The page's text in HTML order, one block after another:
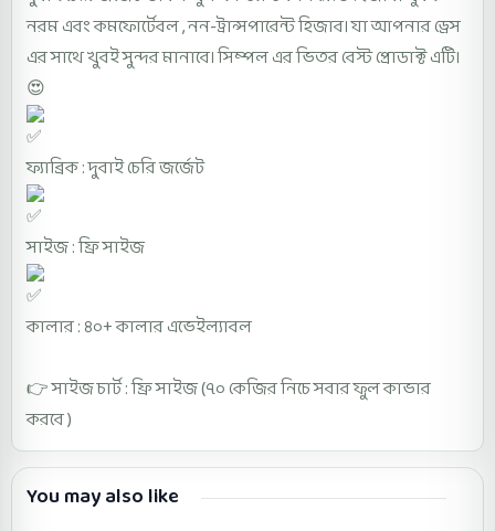
নরম এবং কমফোর্টেবল , নন-ট্রান্সপারেন্ট হিজাব। যা আপনার ড্রেস
এর সাথে খুবই সুন্দর মানাবে। সিম্পল এর ভিতর বেস্ট প্রোডাক্ট এটি।
😍
ফ্যাব্রিক : দুবাই চেরি জর্জেট
সাইজ : ফ্রি সাইজ
কালার : ৪০+ কালার এভেইল্যাবল
👉 সাইজ চার্ট : ফ্রি সাইজ (৭০ কেজির নিচে সবার ফুল কাভার
করবে )
You may also like